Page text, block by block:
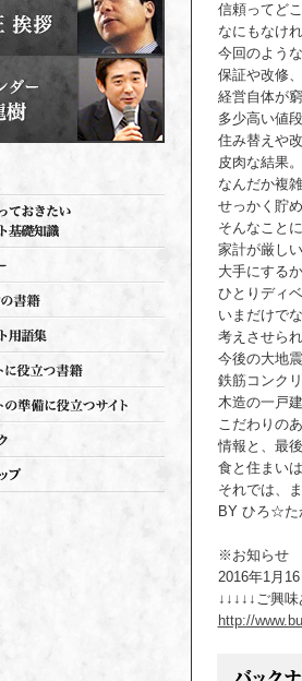
信頼ってど
なにもなけ
今回のよう
保証や改修
経営自体が
多少高い値
住み替えや
皮肉な結果。
なんだか複
せっかく貯
そんなこと
家計が厳し
大手にする
ひとりディ
いまだけで
考えさせられ
今後の大地
鉄筋コンク
木造の一戸
こだわりの
情報と、最
食と住まい
それでは、
BY ひろ☆た
※お知らせ
2016年1月
↓↓↓↓↓ご興
http://